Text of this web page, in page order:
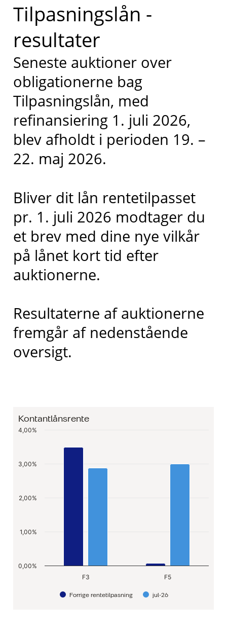
Tilpasningslån -
resultater
Seneste auktioner over
obligationerne bag
Tilpasningslån, med
refinansiering 1. juli 2026,
blev afholdt i perioden 19. –
22. maj 2026.
Bliver dit lån rentetilpasset
pr. 1. juli 2026 modtager du
et brev med dine nye vilkår
på lånet kort tid efter
auktionerne.
Resultaterne af auktionerne
fremgår af nedenstående
oversigt.
Chart
Bar chart with 2 data series.
The chart has 1 X axis displaying
Kontantlånsrente
Forrige rentetilpasning jul-26
F3 F5
0,00%
1,00%
2,00%
3,00%
4,00%